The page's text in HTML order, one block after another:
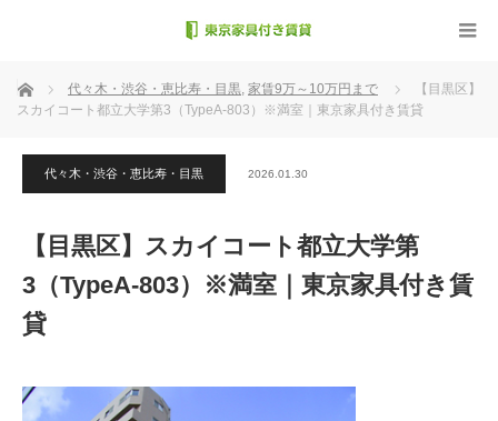
ホーム 代々木・渋谷・恵比寿・目黒, 家賃9万～10万円まで
【目黒区】
スカイコート都立大学第3（TypeA-803）※満室｜東京家具付き賃貸
代々木・渋谷・恵比寿・目黒 2026.01.30
【目黒区】スカイコート都立大学第
3（TypeA-803）※満室｜東京家具付き賃
貸